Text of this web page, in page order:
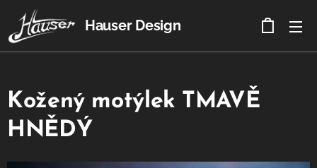
Hauser Design
Kožený motýlek TMAVĚ
HNĚDÝ